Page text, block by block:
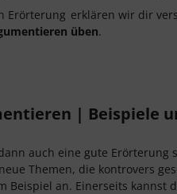
Erörterung erklären wir dir
üben.
| Beispiele
auch eine gute Erörterung
Themen, die kontrovers
Beispiel an. Einerseits